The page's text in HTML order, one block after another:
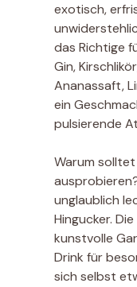
exotisch,
das Richtige
Gin,
Ananassaft,
ein
pulsierende
Warum
unglaublich
Hingucker.
kunstvolle
Drink für
sich selbst